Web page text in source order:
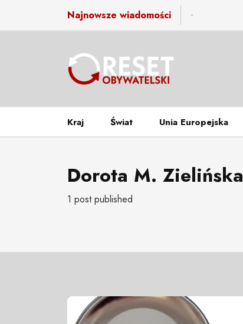
Najnowsze wiadomości -
Kraj Świat Unia Europejska
Dorota M. Zielińska
1 post published